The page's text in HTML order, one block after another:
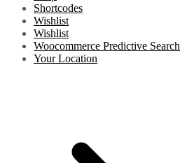
Shortcodes
Wishlist
Wishlist
Woocommerce Predictive Search
Your Location